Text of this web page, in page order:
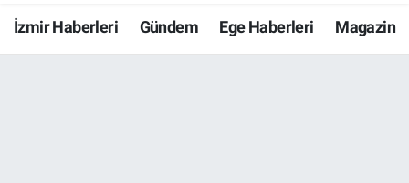
İzmir Haberleri Gündem Ege Haberleri Magazin
Resmi İlanlar